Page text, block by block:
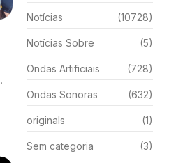
Notícias (10728)
Notícias Sobre (5)
Ondas Artificiais (728)
Ondas Sonoras (632)
originals (1)
Sem categoria (3)